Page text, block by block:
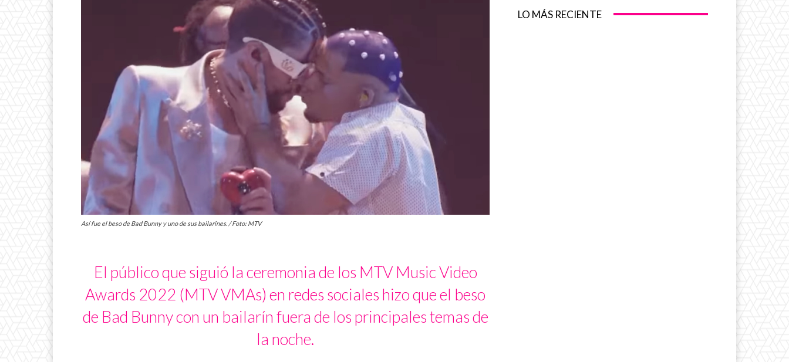
Así fue el beso de Bad Bunny y uno de sus bailarines. / Foto: MTV
El público que siguió la ceremonia de los MTV Music Video
Awards 2022 (MTV VMAs) en redes sociales hizo que el beso
de Bad Bunny con un bailarín fuera de los principales temas de
la noche.
LO MÁS RECIENTE